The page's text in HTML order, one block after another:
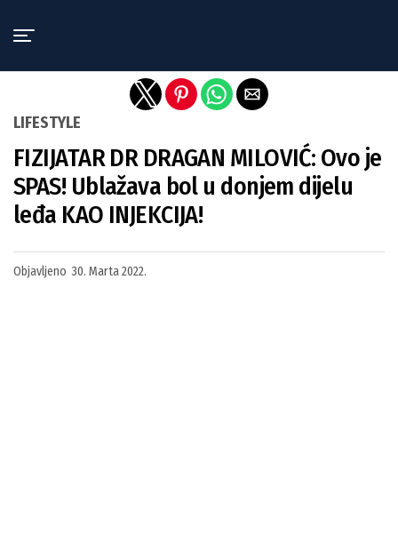
LIFESTYLE
FIZIJATAR DR DRAGAN MILOVIĆ: Ovo je
SPAS! Ublažava bol u donjem dijelu
leđa KAO INJEKCIJA!
Objavljeno 30. Marta 2022.